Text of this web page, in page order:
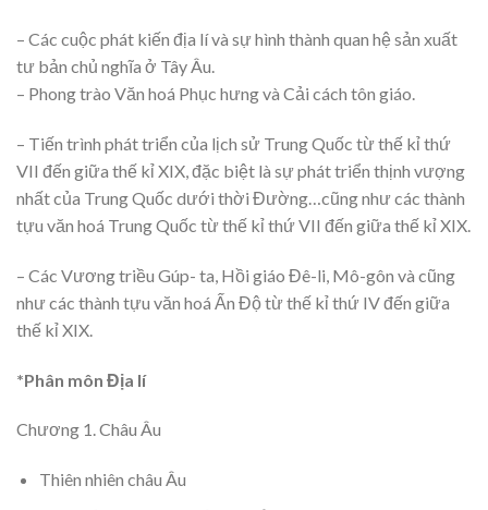
– Các cuộc phát kiến địa lí và sự hình thành quan hệ sản xuất
tư bản chủ nghĩa ở Tây Âu.
– Phong trào Văn hoá Phục hưng và Cải cách tôn giáo.
– Tiến trình phát triển của lịch sử Trung Quốc từ thế kỉ thứ
VII đến giữa thế kỉ XIX, đặc biệt là sự phát triển thịnh vượng
nhất của Trung Quốc dưới thời Đường…cũng như các thành
tựu văn hoá Trung Quốc từ thế kỉ thứ VII đến giữa thế kỉ XIX.
– Các Vương triều Gúp- ta, Hồi giáo Đê-li, Mô-gôn và cũng
như các thành tựu văn hoá Ấn Độ từ thế kỉ thứ IV đến giữa
thế kỉ XIX.
*Phân môn Địa lí
Chương 1. Châu Âu
Thiên nhiên châu Âu